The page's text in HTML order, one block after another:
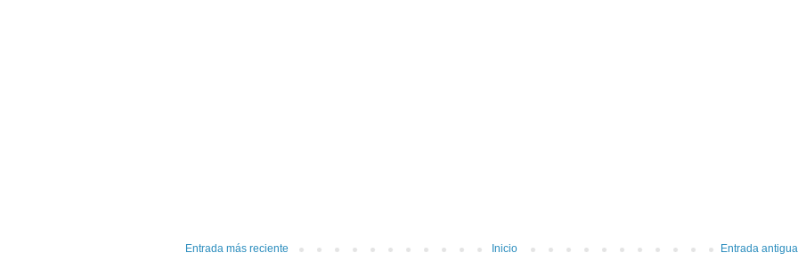
Entrada más reciente Entrada antigua
Inicio